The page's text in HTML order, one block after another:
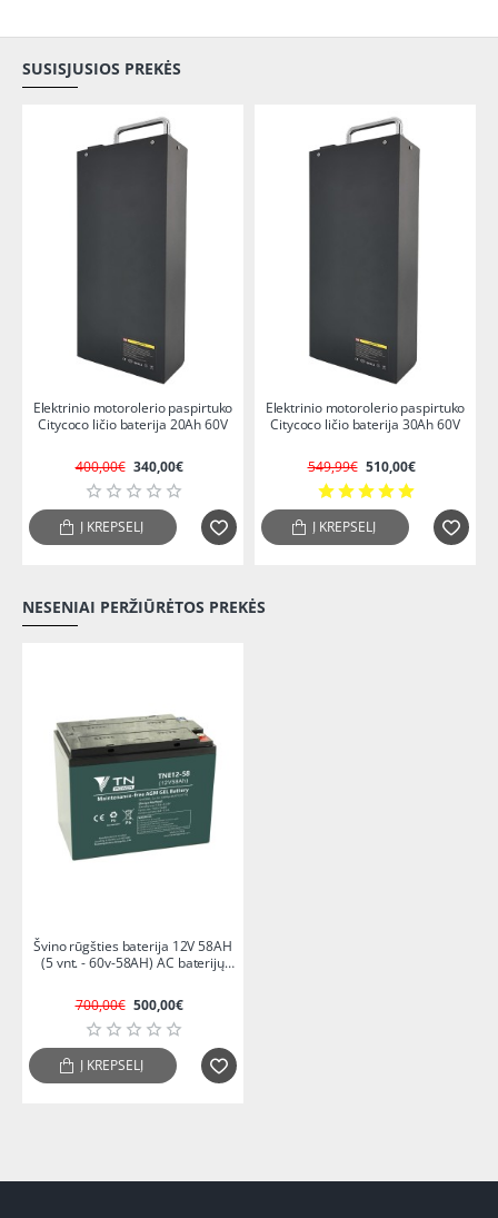
SUSISJUSIOS PREKĖS
-15%
Elektrinio motorolerio paspirtuko
Citycoco ličio baterija 20Ah 60V
340,00€
400,00€
Į KREPŠELĮ
-7%
Elektrinio motorolerio paspirtuko
Citycoco ličio baterija 30Ah 60V
510,00€
549,99€
Į KREPŠELĮ
NESENIAI PERŽIŪRĖTOS PREKĖS
-29%
Švino rūgšties baterija 12V 58AH
(5 vnt. - 60v-58AH) AC baterijų
motoroleriui
500,00€
700,00€
Į KREPŠELĮ